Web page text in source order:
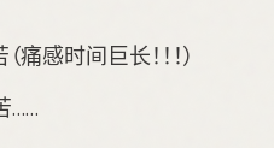
感时间巨长！！！）
……